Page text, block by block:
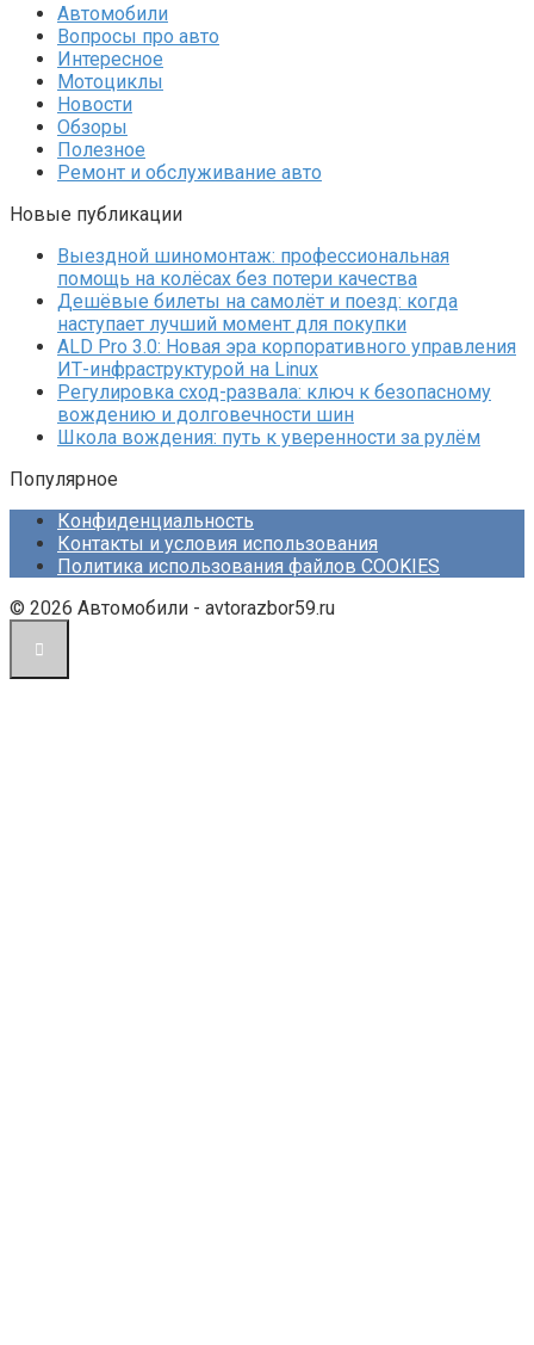
Автомобили
Вопросы про авто
Интересное
Мотоциклы
Новости
Обзоры
Полезное
Ремонт и обслуживание авто
Новые публикации
Выездной шиномонтаж: профессиональная
помощь на колёсах без потери качества
Дешёвые билеты на самолёт и поезд: когда
наступает лучший момент для покупки
ALD Pro 3.0: Новая эра корпоративного управления
ИТ-инфраструктурой на Linux
Регулировка сход-развала: ключ к безопасному
вождению и долговечности шин
Школа вождения: путь к уверенности за рулём
Популярное
Конфиденциальность
Контакты и условия использования
Политика использования файлов COOKIES
© 2026 Автомобили - avtorazbor59.ru